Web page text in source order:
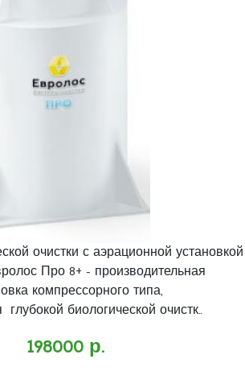
очистки с аэрационной установкой
Про 8+ - производительная
компрессорного типа,
биологической очистк..
198000 р.